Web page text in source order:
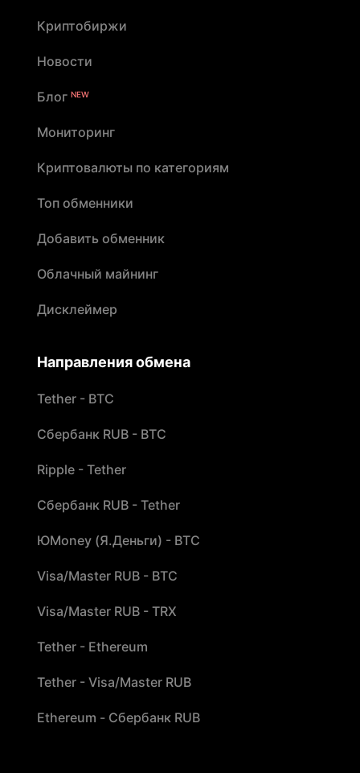
Криптобиржи
Новости
Блог NEW
Мониторинг
Криптовалюты по категориям
Топ обменники
Добавить обменник
Облачный майнинг
Дисклеймер
Направления обмена
Tether - BTC
Сбербанк RUB - BTC
Ripple - Tether
Сбербанк RUB - Tether
ЮMoney (Я.Деньги) - BTC
Visa/Master RUB - BTC
Visa/Master RUB - TRX
Tether - Ethereum
Tether - Visa/Master RUB
Ethereum - Сбербанк RUB